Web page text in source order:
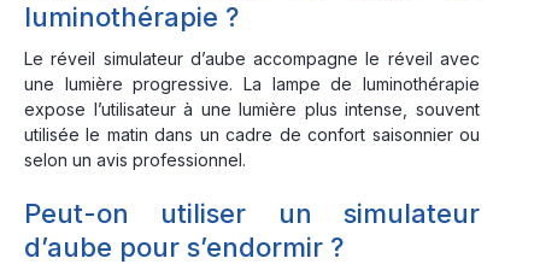
luminothérapie ?
Le réveil simulateur d’aube accompagne le réveil avec
une lumière progressive. La lampe de luminothérapie
expose l’utilisateur à une lumière plus intense, souvent
utilisée le matin dans un cadre de confort saisonnier ou
selon un avis professionnel.
Peut-on utiliser un simulateur
d’aube pour s’endormir ?